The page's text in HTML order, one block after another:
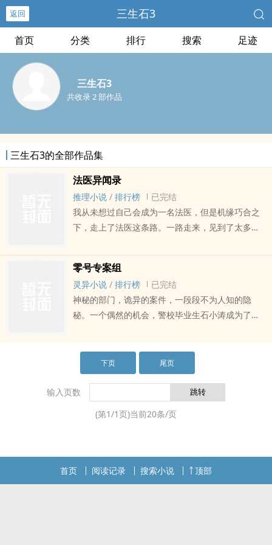
返回 三生石3
首页 分类 排行 搜索 足迹
三生石3
共收录 2 部作品
三生石3的全部作品集
法医异闻录
推理小说 / 排行榜
已完结
我从未想过自己会成为一名法医，但是机缘巧合之
下，走上了法医这条路。一路走来，见到了太多人
们的shen边。这就是法医异闻录！
零号专案组
灵异小说 / 排行榜
已完结
神秘的部门，诡异的案件，一段段不为人知的隐
秘。一个偶然的机会，警校毕业生石小涛成为了零
出的异兽，零号专案组带你走jin另一个恐怖的世
界。…
下页 尾页
输入页数
(第1/1页)当前20条/页
首页 阅读记录 搜索小说 顶部